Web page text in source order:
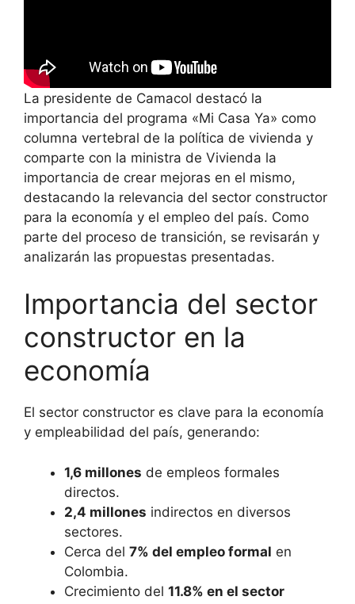
La presidente de Camacol destacó la
importancia del programa «Mi Casa Ya» como
columna vertebral de la política de vivienda y
comparte con la ministra de Vivienda la
importancia de crear mejoras en el mismo,
destacando la relevancia del sector constructor
para la economía y el empleo del país. Como
parte del proceso de transición, se revisarán y
analizarán las propuestas presentadas.
Importancia del sector
constructor en la
economía
El sector constructor es clave para la economía
y empleabilidad del país, generando:
1,6 millones de empleos formales
directos.
2,4 millones indirectos en diversos
sectores.
Cerca del 7% del empleo formal en
Colombia.
Crecimiento del 11.8% en el sector